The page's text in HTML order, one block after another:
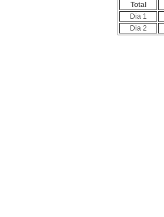
Total
Dia 1
Dia 2